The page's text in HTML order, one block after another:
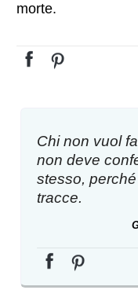
morte.
Chi non vuol
non deve
stesso,
tracce.